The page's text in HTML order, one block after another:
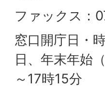
ファックス：
窓口開庁日・
日、年末年始
～17時15分